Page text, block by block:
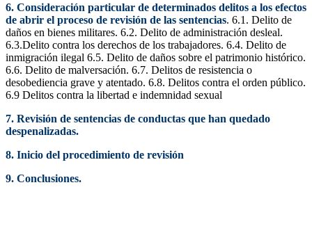
6. Consideración particular de determinados delitos a los efectos
de abrir el proceso de revisión de las sentencias. 6.1. Delito de
daños en bienes militares. 6.2. Delito de administración desleal.
6.3.Delito contra los derechos de los trabajadores. 6.4. Delito de
inmigración ilegal 6.5. Delito de daños sobre el patrimonio histórico.
6.6. Delito de malversación. 6.7. Delitos de resistencia o
desobediencia grave y atentado. 6.8. Delitos contra el orden público.
6.9 Delitos contra la libertad e indemnidad sexual
7. Revisión de sentencias de conductas que han quedado
despenalizadas.
8. Inicio del procedimiento de revisión
9. Conclusiones.